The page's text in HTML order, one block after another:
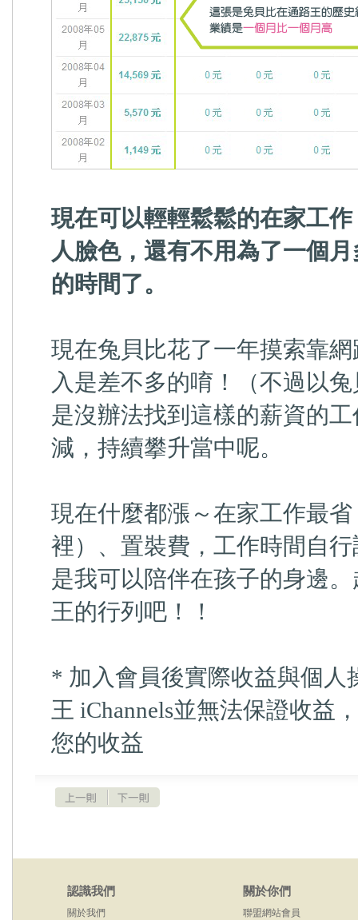
現在可以輕輕鬆鬆的在家工
人臉色，還有不用為了一個
的時間了。
現在兔貝比花了一年摸索靠
入是差不多的唷！（不過以
是沒辦法找到這樣的薪資的
減，持續攀升當中呢。
現在什麼都漲～在家工作最
裡）、置裝費，工作時間自
是我可以陪伴在孩子的身邊
王的行列吧！！
* 加入會員後實際收益與個人
王 iChannels並無法保證收益
您的收益
認識我們
關於我們
關於你們
聯盟網站會員